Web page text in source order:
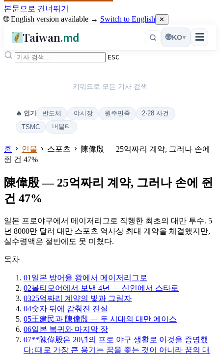
본문으로 건너뛰기
🌐 English version available → Switch to English ✕
Taiwan.md ☰
🌐KO▾
ESC
키워드로 모든 기사 검색
🔥 인기 반도체 야시장 원주민족
2·28 사건
TSMC
버블티
홈 인물 스포츠
陳偉殷 — 25억짜리 계약, 그러나 손에
쥔 건 47%
陳偉殷 — 25억짜리 계약, 그러나 손에 쥔
건 47%
일본 프로야구에서 메이저리그로 직행한 최초의 대만 투수. 5
년 8000만 달러 대만 스포츠 역사상 최대 계약을 체결했지만,
실수령액은 절반에도 못 미쳤다.
목차
01 일본 방어율 왕에서 메이저리그로
02볼티모어에서 보낸 4년 — 신인에서 스타로
0325억짜리 계약의 빛과 그림자
04숫자 뒤에 감춰진 진실
05王建民과 陳偉殷 — 두 시대의 대만 에이스
06일본 복귀와 마지막 장
07**陳偉殷은 20년의 프로 야구 생활로 이것을 증명했
다: 때로 가장 큰 용기는 꿈을 좇는 것이 아니라 꿈의 대